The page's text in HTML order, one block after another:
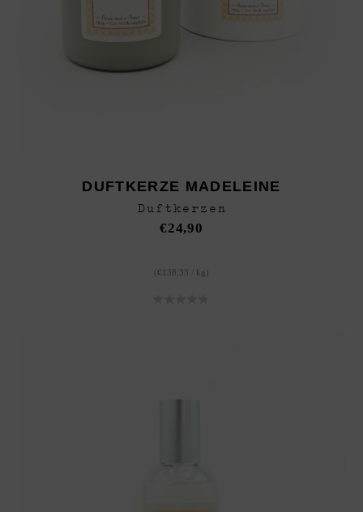
DUFTKERZE MADELEINE
Duftkerzen
€24,90
( € 138,33 kg )